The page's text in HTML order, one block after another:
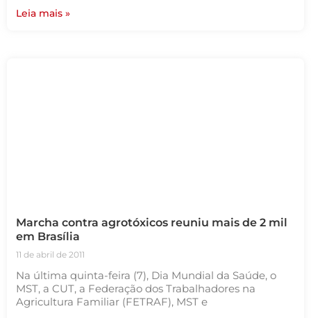
Leia mais »
Marcha contra agrotóxicos reuniu mais de 2 mil
em Brasília
11 de abril de 2011
Na última quinta-feira (7), Dia Mundial da Saúde, o
MST, a CUT, a Federação dos Trabalhadores na
Agricultura Familiar (FETRAF), MST e